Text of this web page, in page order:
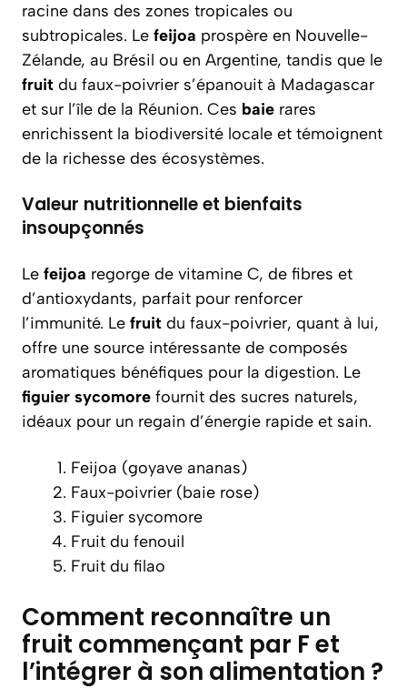
racine dans des zones tropicales ou
subtropicales. Le feijoa prospère en Nouvelle-
Zélande, au Brésil ou en Argentine, tandis que le
fruit du faux-poivrier s’épanouit à Madagascar
et sur l’île de la Réunion. Ces baie rares
enrichissent la biodiversité locale et témoignent
de la richesse des écosystèmes.
Valeur nutritionnelle et bienfaits
insoupçonnés
Le feijoa regorge de vitamine C, de fibres et
d’antioxydants, parfait pour renforcer
l’immunité. Le fruit du faux-poivrier, quant à lui,
offre une source intéressante de composés
aromatiques bénéfiques pour la digestion. Le
figuier sycomore fournit des sucres naturels,
idéaux pour un regain d’énergie rapide et sain.
Feijoa (goyave ananas)
Faux-poivrier (baie rose)
Figuier sycomore
Fruit du fenouil
Fruit du filao
Comment reconnaître un
fruit commençant par F et
l’intégrer à son alimentation ?